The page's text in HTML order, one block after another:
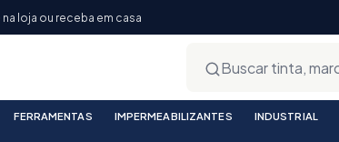
na loja ou receba em casa
FERRAMENTAS IMPERMEABILIZANTES INDUSTRIAL